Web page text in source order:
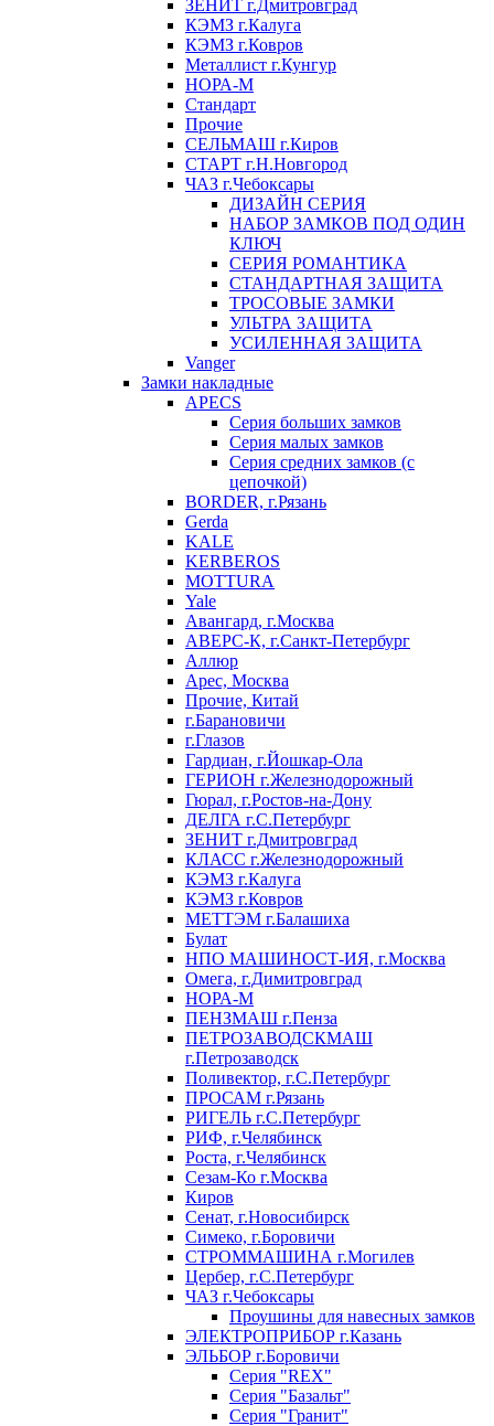
ЗЕНИТ г.Дмитровград
КЭМЗ г.Калуга
КЭМЗ г.Ковров
Металлист г.Кунгур
НОРА-М
Стандарт
Прочие
СЕЛЬМАШ г.Киров
СТАРТ г.Н.Новгород
ЧАЗ г.Чебоксары
ДИЗАЙН СЕРИЯ
НАБОР ЗАМКОВ ПОД ОДИН
КЛЮЧ
СЕРИЯ РОМАНТИКА
СТАНДАРТНАЯ ЗАЩИТА
ТРОСОВЫЕ ЗАМКИ
УЛЬТРА ЗАЩИТА
УСИЛЕННАЯ ЗАЩИТА
Vanger
Замки накладные
APECS
Серия больших замков
Серия малых замков
Серия средних замков (с
цепочкой)
BORDER, г.Рязань
Gerda
KALE
KERBEROS
MOTTURA
Yale
Авангард, г.Москва
АВЕРС-К, г.Санкт-Петербург
Аллюр
Арес, Москва
Прочие, Китай
г.Барановичи
г.Глазов
Гардиан, г.Йошкар-Ола
ГЕРИОН г.Железнодорожный
Гюрал, г.Ростов-на-Дону
ДЕЛГА г.С.Петербург
ЗЕНИТ г.Дмитровград
КЛАСС г.Железнодорожный
КЭМЗ г.Калуга
КЭМЗ г.Ковров
МЕТТЭМ г.Балашиха
Булат
НПО МАШИНОСТ-ИЯ, г.Москва
Омега, г.Димитровград
НОРА-М
ПЕНЗМАШ г.Пенза
ПЕТРОЗАВОДСКМАШ
г.Петрозаводск
Поливектор, г.С.Петербург
ПРОСАМ г.Рязань
РИГЕЛЬ г.С.Петербург
РИФ, г.Челябинск
Роста, г.Челябинск
Сезам-Ко г.Москва
Киров
Сенат, г.Новосибирск
Симеко, г.Боровичи
СТРОММАШИНА г.Могилев
Цербер, г.С.Петербург
ЧАЗ г.Чебоксары
Проушины для навесных замков
ЭЛЕКТРОПРИБОР г.Казань
ЭЛЬБОР г.Боровичи
Серия "REX"
Серия "Базальт"
Серия "Гранит"